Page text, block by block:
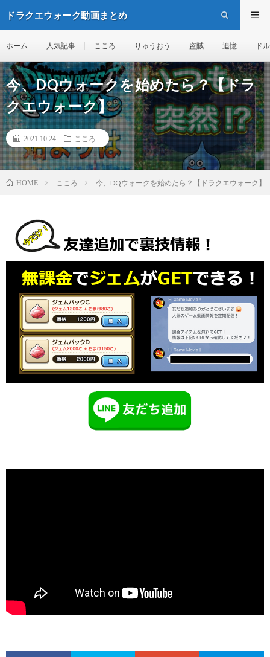
ドラクエウォーク動画まとめ
ホーム 人気記事 こころ りゅうおう 盗賊 追憶 ド
今、DQウォークを始めたら？【ドラ
クエウォーク】
2021.10.24 こころ
HOME こころ 今、DQウォークを始めたら？【ドラクエウォーク】